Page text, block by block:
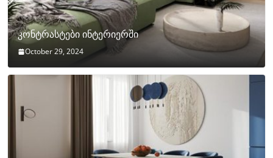
კონტრასტები ინტერიერში
October 29, 2024